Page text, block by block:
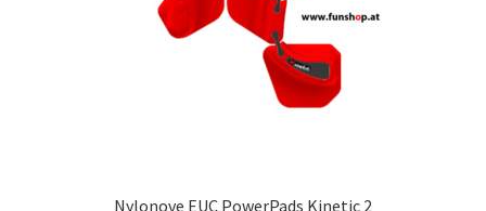
Nylonove EUC PowerPads Kinetic 2